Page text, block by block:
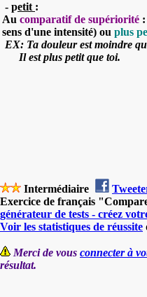
- petit :
Au comparatif de supériorité
sens d'une intensité) ou plus
EX: Ta douleur estmoindre
Il estplus petit que toi.
Intermédiaire
Exercice de français
générateur de tests - créez
Voir les statistiques de réussite
Merci de vous connecter à
résultat.